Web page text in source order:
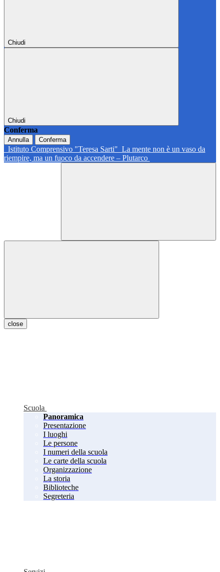
Chiudi
Chiudi
Conferma
Annulla Conferma
Istituto Comprensivo "Teresa Sarti" La mente non è un vaso da
riempire, ma un fuoco da accendere – Plutarco
close
Scuola
Panoramica
Presentazione
I luoghi
Le persone
I numeri della scuola
Le carte della scuola
Organizzazione
La storia
Biblioteche
Segreteria